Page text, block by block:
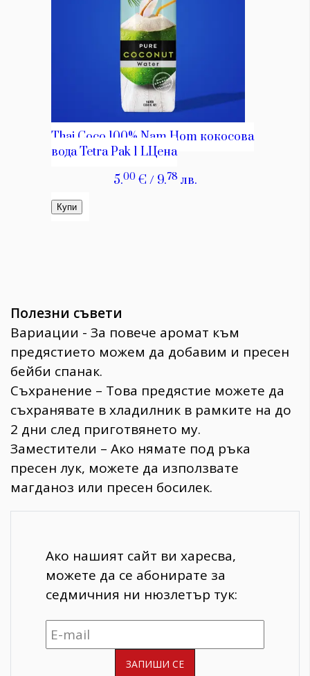
Полезни съвети
Вариации - За повече аромат към
предястието можем да добавим и пресен
бейби спанак.
Съхранение – Това предястие можете да
съхранявате в хладилник в рамките на до
2 дни след приготвянето му.
Заместители – Ако нямате под ръка
пресен лук, можете да използвате
магданоз или пресен босилек.
Ако нашият сайт ви харесва,
можете да се абонирате за
седмичния ни нюзлетър тук: